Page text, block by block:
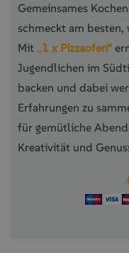
Gemeinsames
schmeckt am
Mit „1 x Pizzaofen“
Jugendlichen im
backen und dabei
Erfahrungen zu
für gemütliche
Kreativität und